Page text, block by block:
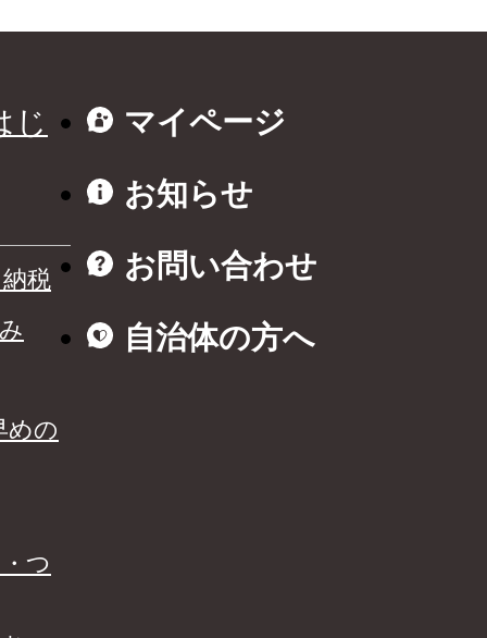
じ
税
めの
つ
マイページ
お知らせ
お問い合わせ
自治体の方へ